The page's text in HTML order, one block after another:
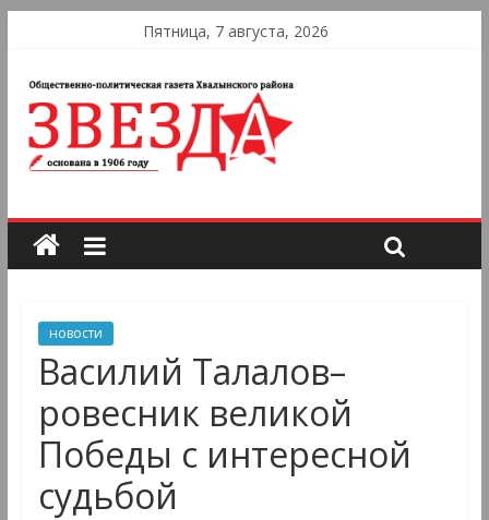
Пятница, 7 августа, 2026
новости
Василий Талалов–
ровесник великой
Победы с интересной
судьбой